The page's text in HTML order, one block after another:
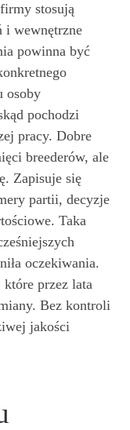
stosują
i wewnętrzne
powinna być
osoby
pochodzi
pracy. Dobre
breederów, ale
Zapisuje się
partii, decyzje
Taka
oczekiwania.
które przez lata
Bez kontroli
jakości